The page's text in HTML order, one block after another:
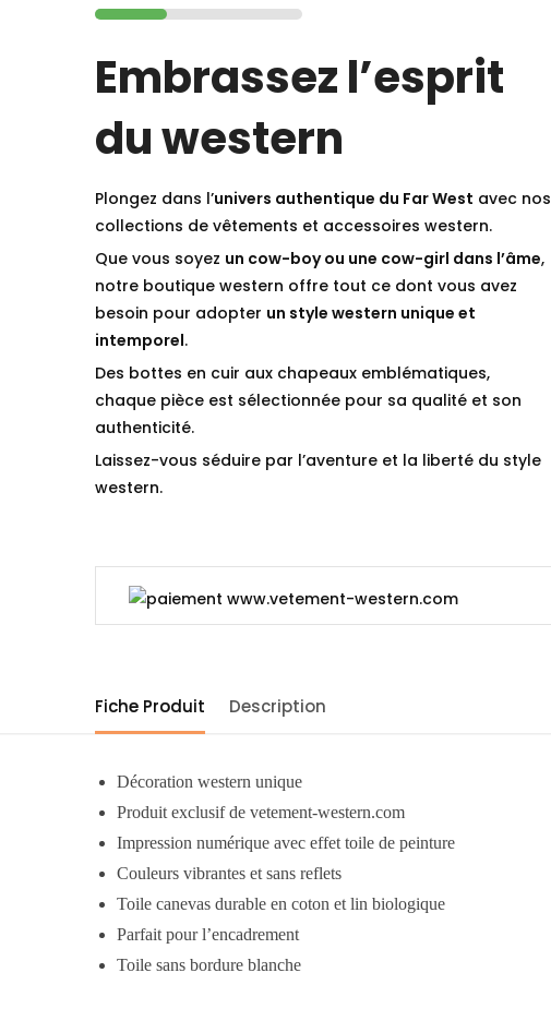
Embrassez l’esprit
du western
Plongez dans l’univers authentique du Far West avec nos
collections de vêtements et accessoires western.
Que vous soyez un cow-boy ou une cow-girl dans l’âme,
notre boutique western offre tout ce dont vous avez
besoin pour adopter un style western unique et
intemporel.
Des bottes en cuir aux chapeaux emblématiques,
chaque pièce est sélectionnée pour sa qualité et son
authenticité.
Laissez-vous séduire par l’aventure et la liberté du style
western.
Fiche Produit Description
Décoration western unique
Produit exclusif de vetement-western.com
Impression numérique avec effet toile de peinture
Couleurs vibrantes et sans reflets
Toile canevas durable en coton et lin biologique
Parfait pour l’encadrement
Toile sans bordure blanche